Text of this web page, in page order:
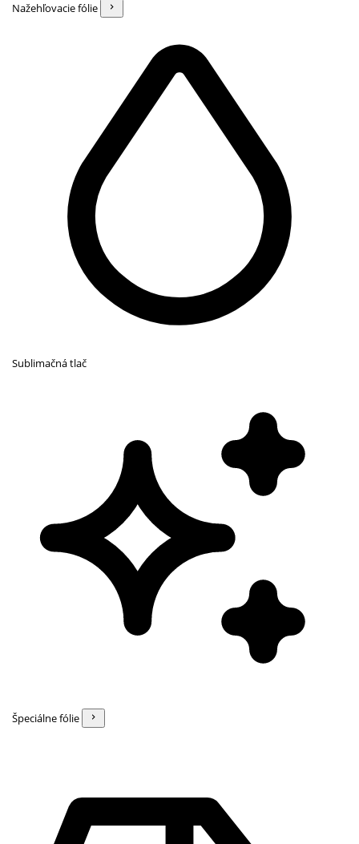
Nažehľovacie fólie
Sublimačná tlač
Špeciálne fólie